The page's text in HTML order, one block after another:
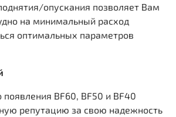
опускания позволяет Вам
на минимальный расход
оптимальных параметров
BF60, BF50 и BF40
репутацию за свою надежность